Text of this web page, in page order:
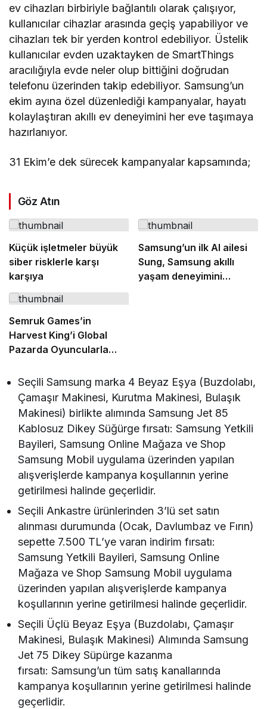
ev cihazları birbiriyle bağlantılı olarak çalışıyor,
kullanıcılar cihazlar arasında geçiş yapabiliyor ve
cihazları tek bir yerden kontrol edebiliyor. Üstelik
kullanıcılar evden uzaktayken de SmartThings
aracılığıyla evde neler olup bittiğini doğrudan
telefonu üzerinden takip edebiliyor. Samsung’un
ekim ayına özel düzenlediği kampanyalar, hayatı
kolaylaştıran akıllı ev deneyimini her eve taşımaya
hazırlanıyor.
31 Ekim’e dek sürecek kampanyalar kapsamında;
Göz Atın
Küçük işletmeler büyük
siber risklerle karşı
karşıya
Samsung’un ilk AI ailesi
Sung, Samsung akıllı
yaşam deneyimini
Semruk Games’in
Harvest King’i Global
Pazarda Oyuncularla
Seçili Samsung marka 4 Beyaz Eşya (Buzdolabı,
Çamaşır Makinesi, Kurutma Makinesi, Bulaşık
Makinesi) birlikte alımında Samsung Jet 85
Kablosuz Dikey Süğürge fırsatı: Samsung Yetkili
Bayileri, Samsung Online Mağaza ve Shop
Samsung Mobil uygulama üzerinden yapılan
alışverişlerde kampanya koşullarının yerine
getirilmesi halinde geçerlidir.
Seçili Ankastre ürünlerinden 3’lü set satın
alınması durumunda (Ocak, Davlumbaz ve Fırın)
sepette 7.500 TL’ye varan indirim fırsatı:
Samsung Yetkili Bayileri, Samsung Online
Mağaza ve Shop Samsung Mobil uygulama
üzerinden yapılan alışverişlerde kampanya
koşullarının yerine getirilmesi halinde geçerlidir.
Seçili Üçlü Beyaz Eşya (Buzdolabı, Çamaşır
Makinesi, Bulaşık Makinesi) Alımında Samsung
Jet 75 Dikey Süpürge kazanma
fırsatı: Samsung’un tüm satış kanallarında
kampanya koşullarının yerine getirilmesi halinde
geçerlidir.